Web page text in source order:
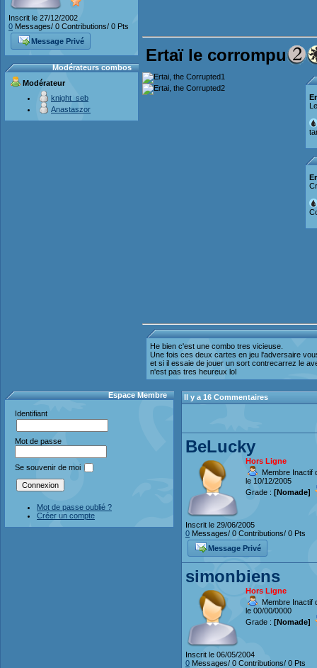
Inscrit le 27/12/2002
0 Messages/ 0 Contributions/ 0 Pts
Message Privé
Modérateurs combos
Modérateur
knight_seb
Anastaszor
Ertaï le corrompu
He bien c'est une combo tres vicieuse.
Une fois ces deux cartes en jeu l'adversaire
et si il essaie de jouer un sort contrecarrez le
n'est pas tres heureux lol
Espace Membre
Identifiant
Mot de passe
Se souvenir de moi
Mot de passe oublié ?
Créer un compte
Il y a 16 Commentaires
BeLucky
Hors Ligne
Membre Inactif
le 10/12/2005
Grade : [Nomade]
Inscrit le 29/06/2005
0 Messages/ 0 Contributions/ 0 Pts
Message Privé
simonbiens
Hors Ligne
Membre Inactif
le 00/00/0000
Grade : [Nomade]
Inscrit le 06/05/2004
0 Messages/ 0 Contributions/ 0 Pts